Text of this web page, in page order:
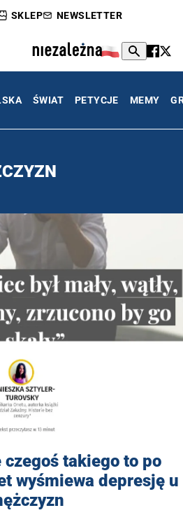
SKLEP NEWSLETTER
ŚWIAT PETYCJE MEMY
takiego to po
wyśmiewa depresję u